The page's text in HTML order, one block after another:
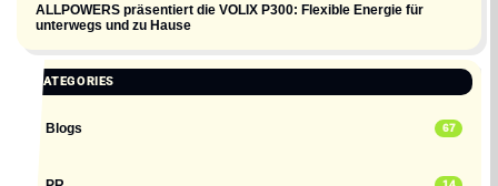
ALLPOWERS präsentiert die VOLIX P300: Flexible Energie für
unterwegs und zu Hause
CATEGORIES
Blogs 67